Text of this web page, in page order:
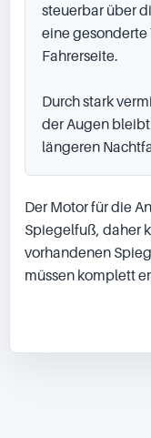
steuerbar über
eine gesonderte
Fahrerseite.
Durch stark
der Augen
längeren
Der Motor für die
Spiegelfuß, daher
vorhandenen
müssen komplett